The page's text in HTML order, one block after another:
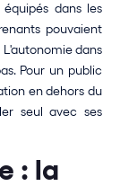
dans les
pouvaient
dans
Pour un public
en dehors du
seul avec ses
: la